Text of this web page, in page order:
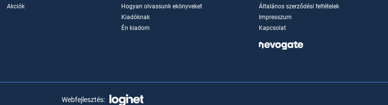
Akciók
Hogyan olvassunk ekönyveket
Kiadóknak
Én kiadom
Általános szerződési feltételek
Impresszum
Kapcsolat
Webfejlesztés: